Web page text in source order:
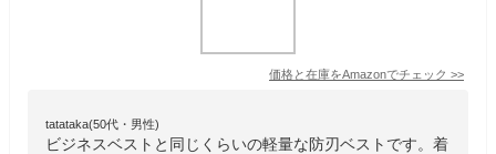
価格と在庫をAmazonでチェック >>
tatataka(50代・男性)
ビジネスベストと同じくらいの軽量な防刃ベストです。着